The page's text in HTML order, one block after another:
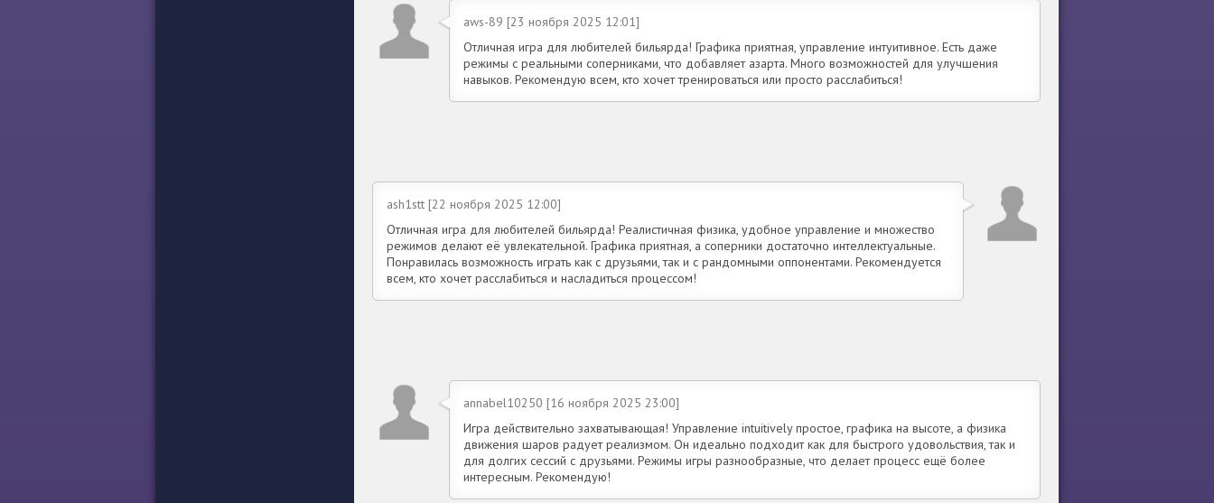
aws-89 [23 ноября 2025 12:01]
Отличная игра для любителей бильярда! Графика приятная, управление интуитивное. Есть даже
режимы с реальными соперниками, что добавляет азарта. Много возможностей для улучшения
навыков. Рекомендую всем, кто хочет тренироваться или просто расслабиться!
ash1stt [22 ноября 2025 12:00]
Отличная игра для любителей бильярда! Реалистичная физика, удобное управление и множество
режимов делают её увлекательной. Графика приятная, а соперники достаточно интеллектуальные.
Понравилась возможность играть как с друзьями, так и с рандомными оппонентами. Рекомендуется
всем, кто хочет расслабиться и насладиться процессом!
annabel10250 [16 ноября 2025 23:00]
Игра действительно захватывающая! Управление intuitively простое, графика на высоте, а физика
движения шаров радует реализмом. Он идеально подходит как для быстрого удовольствия, так и
для долгих сессий с друзьями. Режимы игры разнообразные, что делает процесс ещё более
интересным. Рекомендую!